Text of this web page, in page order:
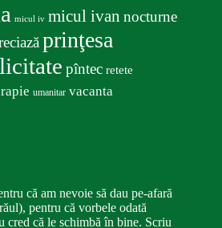
micul iv micul ivan nocturne
prinţesa
pîntec retete
umanitar vacanta
că am nevoie să dau pe-afară
pentru că vorbele odată
cred că le schimbă în bine. Scriu